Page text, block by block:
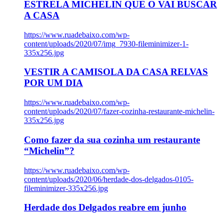
ESTRELA MICHELIN QUE O VAI BUSCAR
A CASA
https://www.ruadebaixo.com/wp-
content/uploads/2020/07/img_7930-fileminimizer-1-
335x256.jpg
VESTIR A CAMISOLA DA CASA RELVAS
POR UM DIA
https://www.ruadebaixo.com/wp-
content/uploads/2020/07/fazer-cozinha-restaurante-michelin-
335x256.jpg
Como fazer da sua cozinha um restaurante
“Michelin”?
https://www.ruadebaixo.com/wp-
content/uploads/2020/06/herdade-dos-delgados-0105-
fileminimizer-335x256.jpg
Herdade dos Delgados reabre em junho